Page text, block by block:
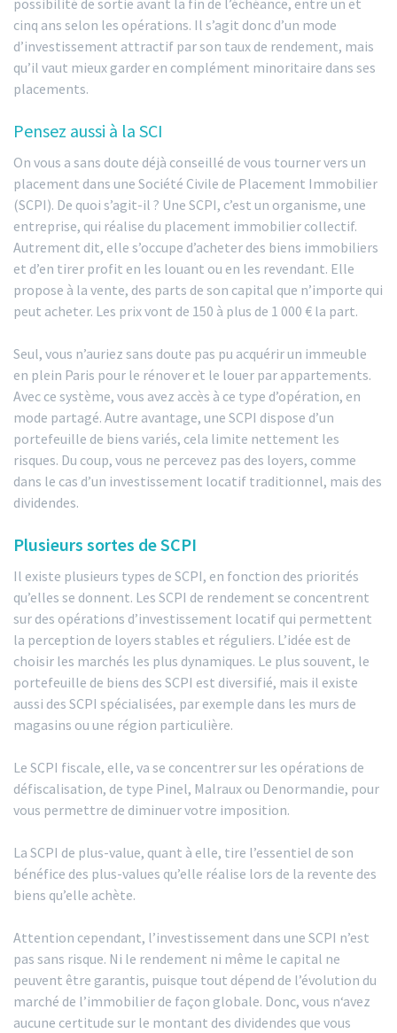
cinq ans selon les opérations. Il s’agit donc d’un mode
d’investissement attractif par son taux de rendement, mais
qu’il vaut mieux garder en complément minoritaire dans ses
placements.
Pensez aussi à la SCI
On vous a sans doute déjà conseillé de vous tourner vers un
placement dans une Société Civile de Placement Immobilier
(SCPI). De quoi s’agit-il ? Une SCPI, c’est un organisme, une
entreprise, qui réalise du placement immobilier collectif.
Autrement dit, elle s’occupe d’acheter des biens immobiliers
et d’en tirer profit en les louant ou en les revendant. Elle
propose à la vente, des parts de son capital que n’importe qui
peut acheter. Les prix vont de 150 à plus de 1 000 € la part.
Seul, vous n’auriez sans doute pas pu acquérir un immeuble
en plein Paris pour le rénover et le louer par appartements.
Avec ce système, vous avez accès à ce type d’opération, en
mode partagé. Autre avantage, une SCPI dispose d’un
portefeuille de biens variés, cela limite nettement les
risques. Du coup, vous ne percevez pas des loyers, comme
dans le cas d’un investissement locatif traditionnel, mais des
dividendes.
Plusieurs sortes de SCPI
Il existe plusieurs types de SCPI, en fonction des priorités
qu’elles se donnent. Les SCPI de rendement se concentrent
sur des opérations d’investissement locatif qui permettent
la perception de loyers stables et réguliers. L’idée est de
choisir les marchés les plus dynamiques. Le plus souvent, le
portefeuille de biens des SCPI est diversifié, mais il existe
aussi des SCPI spécialisées, par exemple dans les murs de
magasins ou une région particulière.
Le SCPI fiscale, elle, va se concentrer sur les opérations de
défiscalisation, de type Pinel, Malraux ou Denormandie, pour
vous permettre de diminuer votre imposition.
La SCPI de plus-value, quant à elle, tire l’essentiel de son
bénéfice des plus-values qu’elle réalise lors de la revente des
biens qu’elle achète.
Attention cependant, l’investissement dans une SCPI n’est
pas sans risque. Ni le rendement ni même le capital ne
peuvent être garantis, puisque tout dépend de l’évolution du
marché de l’immobilier de façon globale. Donc, vous n‘avez
aucune certitude sur le montant des dividendes que vous